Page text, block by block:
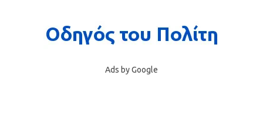
Ads by Google